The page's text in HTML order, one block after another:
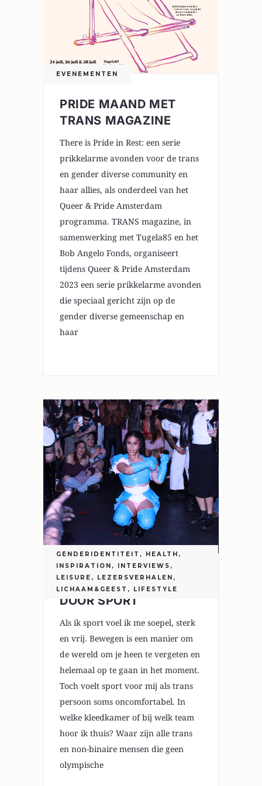
EVENEMENTEN
PRIDE MAAND MET
TRANS MAGAZINE
There is Pride in Rest: een serie
prikkelarme avonden voor de trans
en gender diverse community en
haar allies, als onderdeel van het
Queer & Pride Amsterdam
programma. TRANS magazine, in
samenwerking met Tugela85 en het
Bob Angelo Fonds, organiseert
tijdens Queer & Pride Amsterdam
2023 een serie prikkelarme avonden
die speciaal gericht zijn op de
gender diverse gemeenschap en
haar
GENDERIDENTITEIT , HEALTH ,
INSPIRATION , INTERVIEWS ,
LEISURE , LEZERSVERHALEN ,
LICHAAM&GEEST , LIFESTYLE
TROTS OP JE LICHAAM
DOOR SPORT
Als ik sport voel ik me soepel, sterk
en vrij. Bewegen is een manier om
de wereld om je heen te vergeten en
helemaal op te gaan in het moment.
Toch voelt sport voor mij als trans
persoon soms oncomfortabel. In
welke kleedkamer of bij welk team
hoor ik thuis? Waar zijn alle trans
en non-binaire mensen die geen
olympische